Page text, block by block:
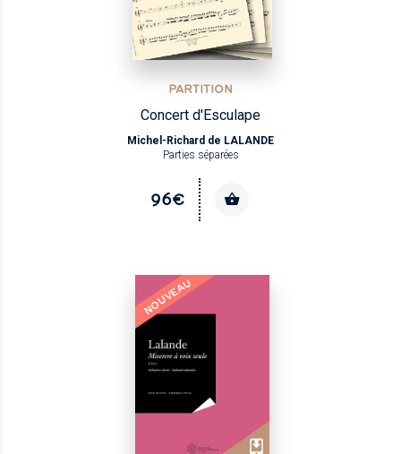
PARTITION
Concert d'Esculape
Michel-Richard de LALANDE
Parties séparées
96€
NOUVEAU